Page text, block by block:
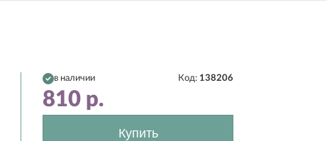
в наличии Код: 138206
810 р.
Купить